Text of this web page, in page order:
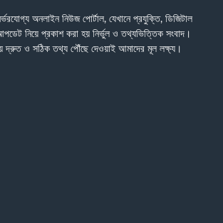
অনলাইন নিউজ পোর্টাল, যেখানে প্রযুক্তি, ডিজিটাল
নিয়ে প্রকাশ করা হয় নির্ভুল ও তথ্যভিত্তিক সংবাদ।
দ্রুত ও সঠিক তথ্য পৌঁছে দেওয়াই আমাদের মূল লক্ষ্য।